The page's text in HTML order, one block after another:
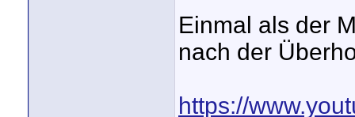
Einmal als der
nach der
https://